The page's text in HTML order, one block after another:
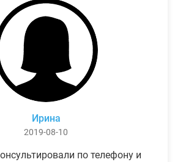
Ирина
2019-08-10
по телефону и